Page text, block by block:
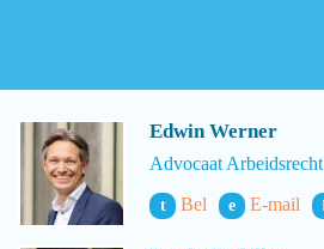
Edwin Werner
Advocaat Arbeidsrecht
t Bel e E-mail